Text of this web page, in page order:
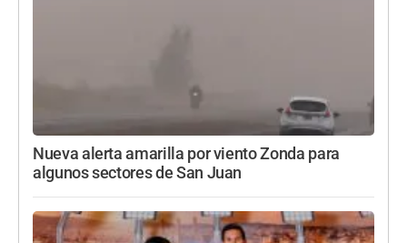
Nueva alerta amarilla por viento Zonda para
algunos sectores de San Juan